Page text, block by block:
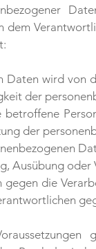
dem
Daten wird von
der
der
Ausübung oder
die